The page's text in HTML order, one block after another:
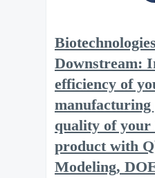
Downstream:
efficiency of
manufacturing
quality of your
product with
Modeling,